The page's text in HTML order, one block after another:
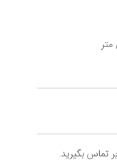
تماس بگیرید.